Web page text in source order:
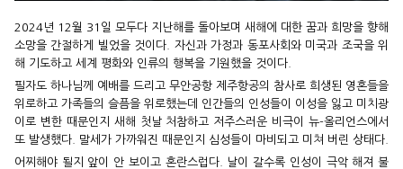
2024년 12월 31일 모두다 지난해를 돌아보며 새해에 대한 꿈과 희망을 향해
소망을 간절하게 빌었을 것이다. 자신과 가정과 동포사회와 미국과 조국을 위
해 기도하고 세계 평화와 인류의 행복을 기원했을 것이다.
필자도 하나님께 예배를 드리고 무안공항 제주항공의 참사로 희생된 영혼들을
위로하고 가족들의 슬픔을 위로했는데 인간들의 인성들이 이성을 잃고 미치광
이로 변한 때문인지 새해 첫날 처참하고 저주스러운 비극이 뉴-올리언스에서
또 발생했다. 말세가 가까워진 때문인지 심성들이 마비되고 미쳐 버린 상태다.
어찌해야 될지 앞이 안 보이고 혼란스럽다. 날이 갈수록 인성이 극악 해져 불